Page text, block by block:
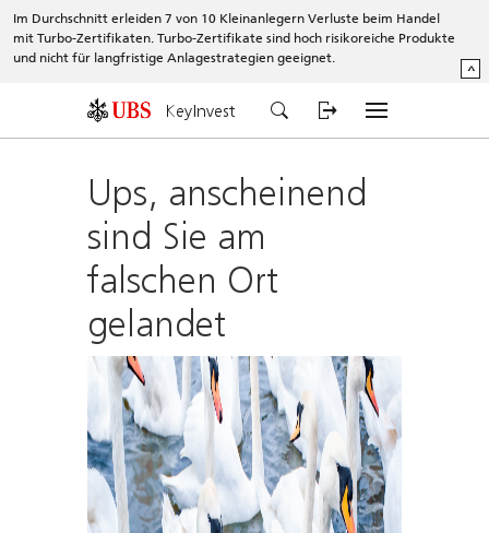
Im Durchschnitt erleiden 7 von 10 Kleinanlegern Verluste beim Handel
mit Turbo-Zertifikaten. Turbo-Zertifikate sind hoch risikoreiche Produkte
und nicht für langfristige Anlagestrategien geeignet.
^
KeyInvest
Ups, anscheinend
sind Sie am
falschen Ort
gelandet